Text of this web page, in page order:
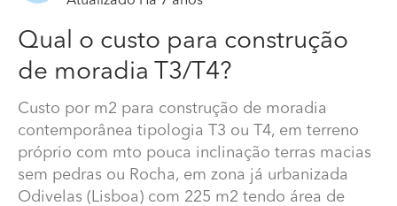
Qual o custo para construção
de moradia T3/T4?
Custo por m2 para construção de moradia
contemporânea tipologia T3 ou T4, em terreno
próprio com mto pouca inclinação terras macias
sem pedras ou Rocha, em zona já urbanizada
Odivelas (Lisboa) com 225 m2 tendo área de